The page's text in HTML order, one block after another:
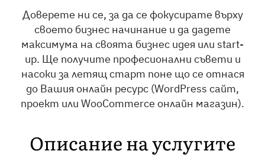
Доверете ни се, за да се фокусирате върху
своето бизнес начинание и да дадете
максимума на своята бизнес идея или start-
up. Ще получите професионални съвети и
насоки за летящ старт поне що се отнася
до Вашия онлайн ресурс (WordPress сайт,
проект или WooCommerce онлайн магазин).
Описание на услугите